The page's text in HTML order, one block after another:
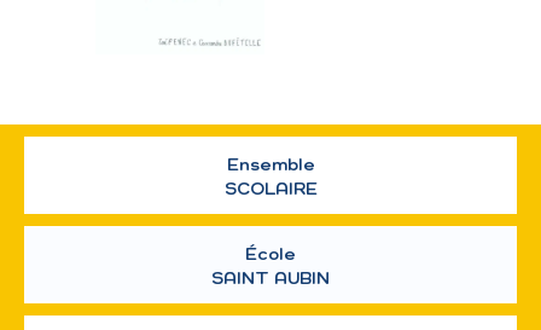
Ensemble
SCOLAIRE
École
SAINT AUBIN